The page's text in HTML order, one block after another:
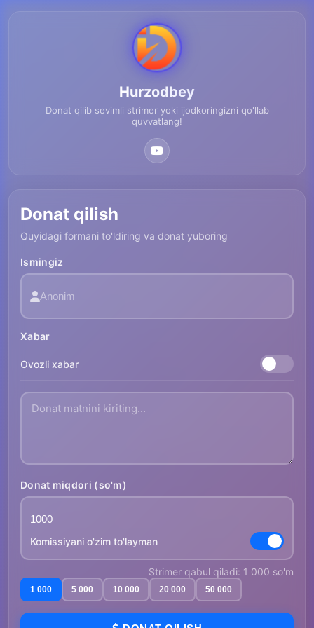
Hurzodbey
Donat qilib sevimli strimer yoki ijodkoringizni qo'llab
quvvatlang!
Donat qilish
Quyidagi formani to'ldiring va donat yuboring
Ismingiz
Xabar
Ovozli xabar
Donat miqdori (so'm)
Komissiyani o'zim to'layman
Strimer qabul qiladi: 1 000 so'm
1 000 5 000 10 000 20 000 50 000